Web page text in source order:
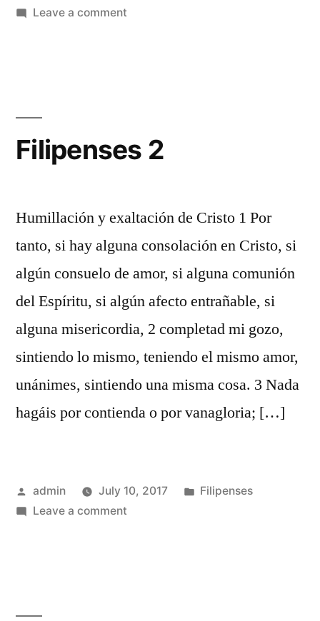
by
Leave a commenton
Filipenses 2
Humillación y exaltación de Cristo 1 Por
tanto, si hay alguna consolación en Cristo, si
algún consuelo de amor, si alguna comunión
del Espíritu, si algún afecto entrañable, si
alguna misericordia, 2 completad mi gozo,
sintiendo lo mismo, teniendo el mismo amor,
unánimes, sintiendo una misma cosa. 3 Nada
hagáis por contienda o por vanagloria; […]
Posted
by
admin July 10, 2017
Posted
Filipenses
Leave a commenton